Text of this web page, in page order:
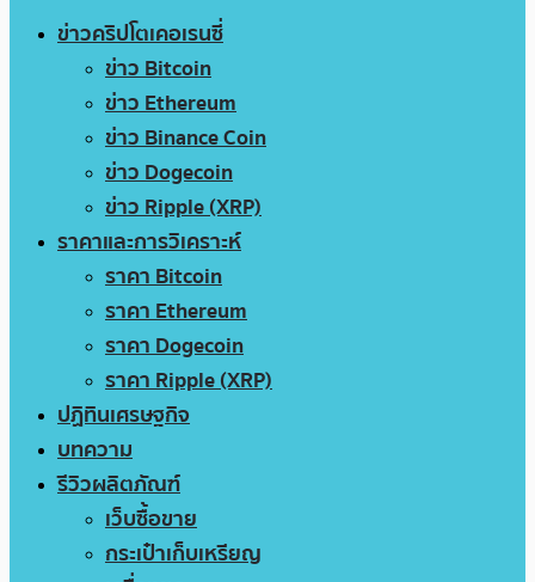
ข่าวคริปโตเคอเรนซี่
ข่าว Bitcoin
ข่าว Ethereum
ข่าว Binance Coin
ข่าว Dogecoin
ข่าว Ripple (XRP)
ราคาและการวิเคราะห์
ราคา Bitcoin
ราคา Ethereum
ราคา Dogecoin
ราคา Ripple (XRP)
ปฏิทินเศรษฐกิจ
บทความ
รีวิวผลิตภัณฑ์
เว็บซื้อขาย
กระเป๋าเก็บเหรียญ